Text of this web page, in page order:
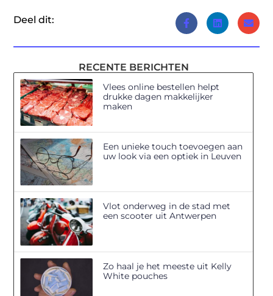
Deel dit:
RECENTE BERICHTEN
Vlees online bestellen helpt
drukke dagen makkelijker
maken
Een unieke touch toevoegen aan
uw look via een optiek in Leuven
Vlot onderweg in de stad met
een scooter uit Antwerpen
Zo haal je het meeste uit Kelly
White pouches